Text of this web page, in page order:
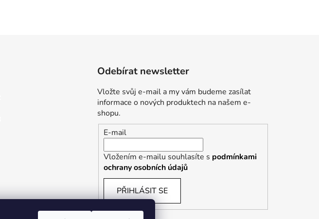
Odebírat newsletter
Vložte svůj e-mail a my vám budeme zasílat
informace o nových produktech na našem e-
shopu.
E-mail
Vložením e-mailu souhlasíte s podmínkami
ochrany osobních údajů
PŘIHLÁSIT SE